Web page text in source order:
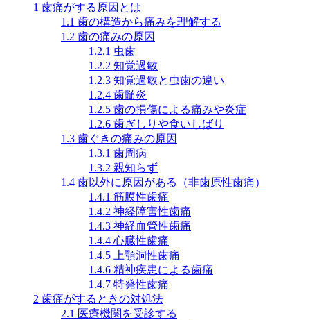
1 歯痛がする原因とは
1.1 歯の構造から痛みを理解する
1.2 歯の痛みの原因
1.2.1 虫歯
1.2.2 知覚過敏
1.2.3 知覚過敏と虫歯の違い
1.2.4 歯髄炎
1.2.5 歯の損傷による痛みや炎症
1.2.6 歯ぎしりや食いしばり
1.3 歯ぐきの痛みの原因
1.3.1 歯周病
1.3.2 親知らず
1.4 歯以外に原因がある（非歯原性歯痛）
1.4.1 筋膜性歯痛
1.4.2 神経障害性歯痛
1.4.3 神経血管性歯痛
1.4.4 心臓性歯痛
1.4.5 上顎洞性歯痛
1.4.6 精神疾患による歯痛
1.4.7 特発性歯痛
2 歯痛がするときの対処法
2.1 医療機関を受診する